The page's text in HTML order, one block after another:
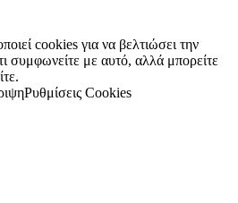
cookies για να βελτιώσει την
συμφωνείτε με αυτό, αλλά μπορείτε
Ρυθμίσεις Cookies